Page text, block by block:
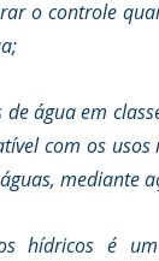
o controle
água em
com os
mediante
hídricos é